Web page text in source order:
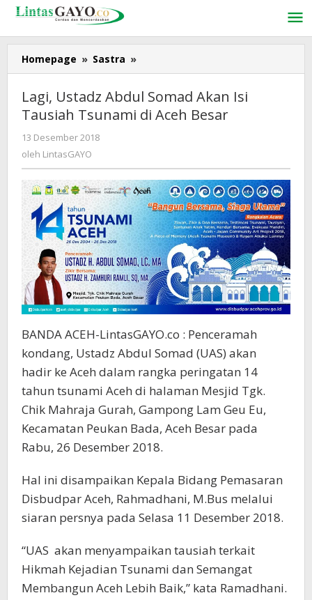
Lewati
konten
Homepage » Sastra »
Ustadz
Abdul
Somad
Akan
Aceh
Besar
Lagi, Ustadz Abdul Somad Akan Isi
Tausiah Tsunami di Aceh Besar
13 Desember 2018
oleh LintasGAYO
BANDA ACEH-LintasGAYO.co : Penceramah
kondang, Ustadz Abdul Somad (UAS) akan
hadir ke Aceh dalam rangka peringatan 14
tahun tsunami Aceh di halaman Mesjid Tgk.
Chik Mahraja Gurah, Gampong Lam Geu Eu,
Kecamatan Peukan Bada, Aceh Besar pada
Rabu, 26 Desember 2018.
Hal ini disampaikan Kepala Bidang Pemasaran
Disbudpar Aceh, Rahmadhani, M.Bus melalui
siaran persnya pada Selasa 11 Desember 2018.
“UAS akan menyampaikan tausiah terkait
Hikmah Kejadian Tsunami dan Semangat
Membangun Aceh Lebih Baik,” kata Ramadhani.